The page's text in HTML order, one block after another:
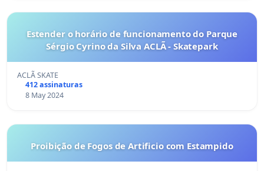
Estender o horário de funcionamento do Parque
Sérgio Cyrino da Silva ACLÃ - Skatepark
ACLÃ SKATE
412 assinaturas
8 May 2024
Proibição de Fogos de Artificio com Estampido